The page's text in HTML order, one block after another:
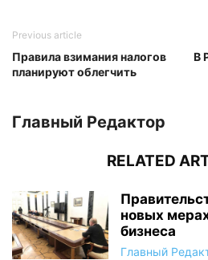
Previous article
Правила взимания налогов
планируют облегчить
В
Главный Редактор
RELATED
новых
бизнеса
Главный